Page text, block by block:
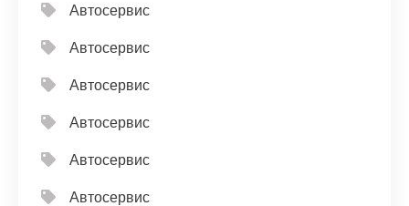
Автосервис
Автосервис
Автосервис
Автосервис
Автосервис
Автосервис